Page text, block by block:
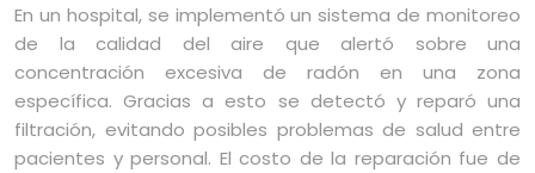
En un hospital, se implementó un sistema de monitoreo
de la calidad del aire que alertó sobre una
concentración excesiva de radón en una zona
específica. Gracias a esto se detectó y reparó una
filtración, evitando posibles problemas de salud entre
pacientes y personal. El costo de la reparación fue de